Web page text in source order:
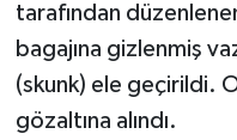
tarafından
bagajına gizlenmiş
(skunk) ele geçirildi.
gözaltına alındı.
Varto